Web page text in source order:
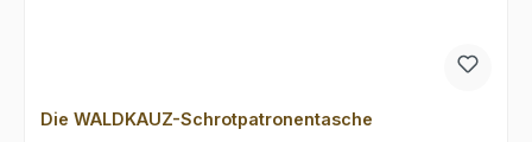
Die WALDKAUZ-Schrotpatronentasche